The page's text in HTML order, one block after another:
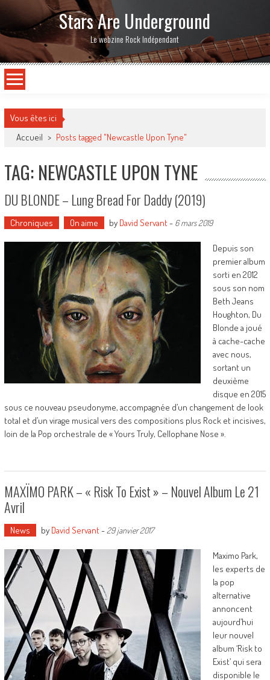
Stars Are Underground
Le webzine Rock Indépendant
Vous êtes ici
Accueil > Posts tagged "Newcastle Upon Tyne"
TAG: NEWCASTLE UPON TYNE
DU BLONDE – Lung Bread For Daddy (2019)
Chroniques On aime by David Servant- 6 mars 2019
Depuis son
premier album
sorti en 2012
sous son nom
Beth Jeans
Houghton, Du
Blonde a joué
à cache-cache
avec nous,
sortant un
deuxième
disque en 2015
sous ce nouveau pseudonyme, accompagnée d’un changement de look
total et d’un virage musical vers des compositions plus Rock et incisives,
loin de la Pop orchestrale de « Yours Truly, Cellophane Nose ».
MAXÏMO PARK – « Risk To Exist » – Nouvel Album Le 21
Avril
News by David Servant- 29 janvier 2017
Maximo Park,
les experts de
la pop
alternative
annoncent
aujourd’hui
leur nouvel
album ‘Risk to
Exist’ qui sera
disponible le